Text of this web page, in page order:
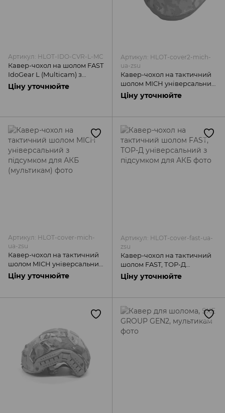
Артикул: HLOT-IDO-CVR-L-MC
Кавер-чохол на шолом FAST
IdoGear L (Multicam) з
підсумком для акб
Ціну уточнюйте
Артикул: HLOT-cover2-mich-
ua-zsu
Кавер-чохол на тактичний
шолом MICH універсальний
з підсумком для АКБ
(піксель)
Ціну уточнюйте
Артикул: HLOT-cover-mich-
ua-zsu
Кавер-чохол на тактичний
шолом MICH універсальний
з підсумком для АКБ
(мультикам)
Ціну уточнюйте
Артикул: HLOT-cover-fast-ua-
zsu
Кавер-чохол на тактичний
шолом FAST, ТОР-Д
універсальний з підсумком
для АКБ
Ціну уточнюйте